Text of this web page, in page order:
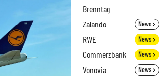
Brenntag
Zalando News
RWE News
Commerzbank News
Vonovia News